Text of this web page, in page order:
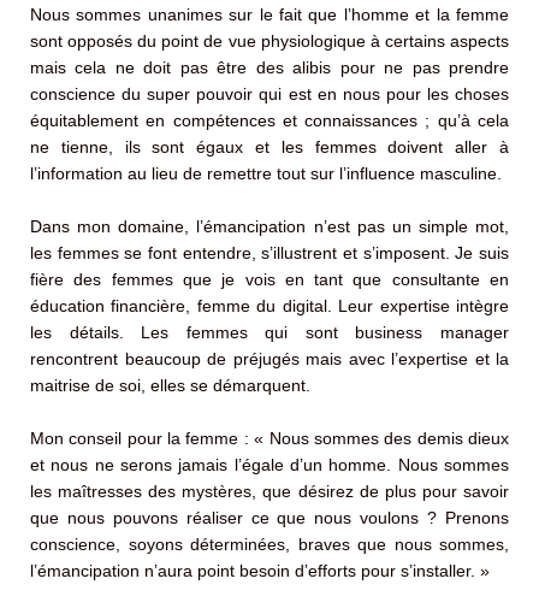
Nous sommes unanimes sur le fait que l’homme et la femme
sont opposés du point de vue physiologique à certains aspects
mais cela ne doit pas être des alibis pour ne pas prendre
conscience du super pouvoir qui est en nous pour les choses
équitablement en compétences et connaissances ; qu’à cela
ne tienne, ils sont égaux et les femmes doivent aller à
l’information au lieu de remettre tout sur l’influence masculine.
Dans mon domaine, l’émancipation n’est pas un simple mot,
les femmes se font entendre, s’illustrent et s’imposent. Je suis
fière des femmes que je vois en tant que consultante en
éducation financière, femme du digital. Leur expertise intègre
les détails. Les femmes qui sont business manager
rencontrent beaucoup de préjugés mais avec l’expertise et la
maitrise de soi, elles se démarquent.
Mon conseil pour la femme : « Nous sommes des demis dieux
et nous ne serons jamais l’égale d’un homme. Nous sommes
les maîtresses des mystères, que désirez de plus pour savoir
que nous pouvons réaliser ce que nous voulons ? Prenons
conscience, soyons déterminées, braves que nous sommes,
l’émancipation n’aura point besoin d’efforts pour s’installer. »